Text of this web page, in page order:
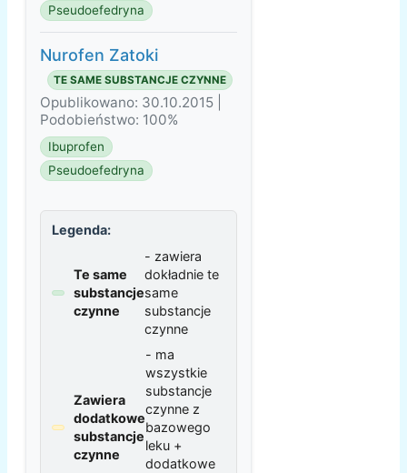
Pseudoefedryna
Nurofen Zatoki
TE SAME SUBSTANCJE CZYNNE
Opublikowano: 30.10.2015 |
Podobieństwo: 100%
Ibuprofen
Pseudoefedryna
Legenda:
Te same
substancje
czynne
- zawiera
dokładnie te
same
substancje
czynne
Zawiera
dodatkowe
substancje
czynne
- ma
wszystkie
substancje
czynne z
bazowego
leku +
dodatkowe